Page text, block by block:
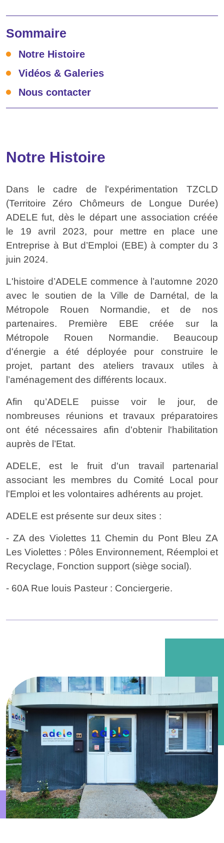
Sommaire
Notre Histoire
Vidéos & Galeries
Nous contacter
Notre Histoire
Dans le cadre de l'expérimentation TZCLD
(Territoire Zéro Chômeurs de Longue Durée)
ADELE fut, dès le départ une association créée
le 19 avril 2023, pour mettre en place une
Entreprise à But d’Emploi (EBE) à compter du 3
juin 2024.
L'histoire d’ADELE commence à l’automne 2020
avec le soutien de la Ville de Darnétal, de la
Métropole Rouen Normandie, et de nos
partenaires. Première EBE créée sur la
Métropole Rouen Normandie. Beaucoup
d'énergie a été déployée pour construire le
projet, partant des ateliers travaux utiles à
l’aménagement des différents locaux.
Afin qu’ADELE puisse voir le jour, de
nombreuses réunions et travaux préparatoires
ont été nécessaires afin d'obtenir l'habilitation
auprès de l’Etat.
ADELE, est le fruit d'un travail partenarial
associant les membres du Comité Local pour
l'Emploi et les volontaires adhérents au projet.
ADELE est présente sur deux sites :
- ZA des Violettes 11 Chemin du Pont Bleu ZA
Les Violettes : Pôles Environnement, Réemploi et
Recyclage, Fonction support (siège social).
- 60A Rue louis Pasteur : Conciergerie.